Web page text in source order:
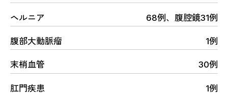
ヘルニア 68例、腹腔鏡31例
腹部大動脈瘤 1例
末梢血管 30例
肛門疾患 1例